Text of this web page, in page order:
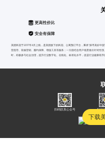
更高性价比
安全有保障
美团民宿于2017年4月上线，是美团旗下的民宿、公寓预订平台，秉承“探寻美好中
营指导、装修营销、履约保障、增值工具等服务；一方面结合用户场景推出针对性
时，积极参与社会治理，提升行业数字化、在线化、标准化水平，促进行业健康有序
扫码联系公众号 扫码
沪公网安备
下载